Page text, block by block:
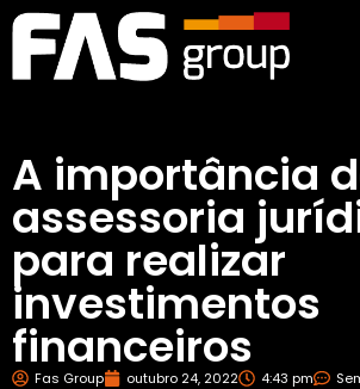
A importância
assessoria
para realizar
investimentos
financeiros
Fas Group outubro 24, 2022 4:43 pm